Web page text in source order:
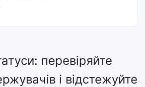
перевіряйте
і відстежуйте